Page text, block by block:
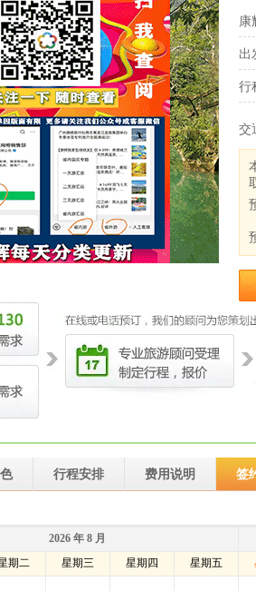
康
出
行
交
行程安排 费用说明 签
2026 年 8 月
期二 星期三 星期四 星期五